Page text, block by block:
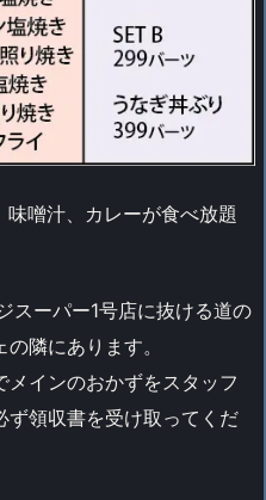
噌汁、カレーが食べ放題
スーパー1号店に抜ける道の
隣にあります。
メインのおかずをスタッフ
ず領収書を受け取ってくだ